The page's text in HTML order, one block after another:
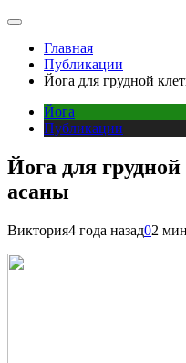
Главная
Публикации
Йога для грудной
Йога
Публикации
Йога для
асаны
Виктория4 года назад02